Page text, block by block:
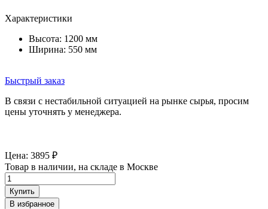
Характеристики
Высота: 1200 мм
Ширина: 550 мм
Быстрый заказ
В связи с нестабильной ситуацией на рынке сырья, просим
цены уточнять у менеджера.
Цена: 3895 ₽
Товар в наличии, на складе в Москве
Купить
В избранное